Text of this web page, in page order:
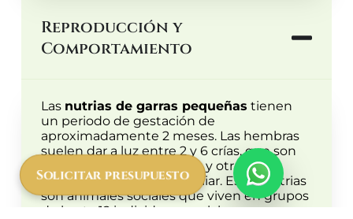
Reproducción y
Comportamiento
Las nutrias de garras pequeñas tienen
un periodo de gestación de
aproximadamente 2 meses. Las hembras
suelen dar a luz entre 2 y 6 crías, que son
criadas por ambos padres y otros
miembros del grupo familiar. Estas nutrias
son animales sociales que viven en grupos
de hasta 12 individuos y colaboran
Solicitar presupuesto